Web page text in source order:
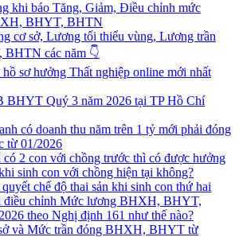
khi báo Tăng, Giảm, Điều chỉnh mức
BHYT, BHTN
cơ sở, Lương tối thiểu vùng, Lương trần
các năm 👇
sơ hưởng Thất nghiệp online mới nhất
BHYT Quý 3 năm 2026 tại TP Hồ Chí
có doanh thu năm trên 1 tỷ mới phải đóng
từ 01/2026
có 2 con với chồng trước thì có được hưởng
sinh con với chồng hiện tại không?
chế độ thai sản khi sinh con thứ hai
điều chỉnh Mức lương BHXH, BHYT,
theo Nghị định 161 như thế nào?
và Mức trần đóng BHXH, BHYT từ